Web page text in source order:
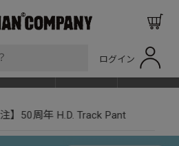
ログイン
注】50周年 H.D. Track Pant